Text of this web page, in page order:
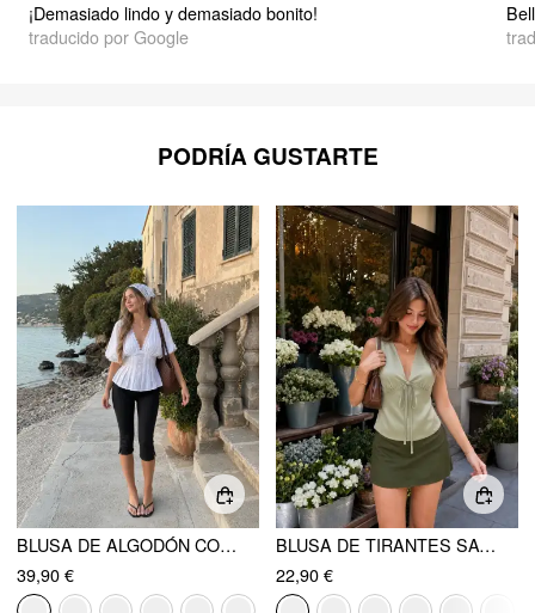
¡Demasiado lindo y demasiado bonito!
traducido por Google
PODRÍA GUSTARTE
BLUSA DE ALGODÓN CON ESCOTE EN V, BORDADO INGLÉS, PLISADO, FRUNCIDO Y MANGA CORTA
39,90 €
BLUSA DE TIRANTES SATINADA CON ESCOTE V, FRUNCIDO Y LAZO
22,90 €